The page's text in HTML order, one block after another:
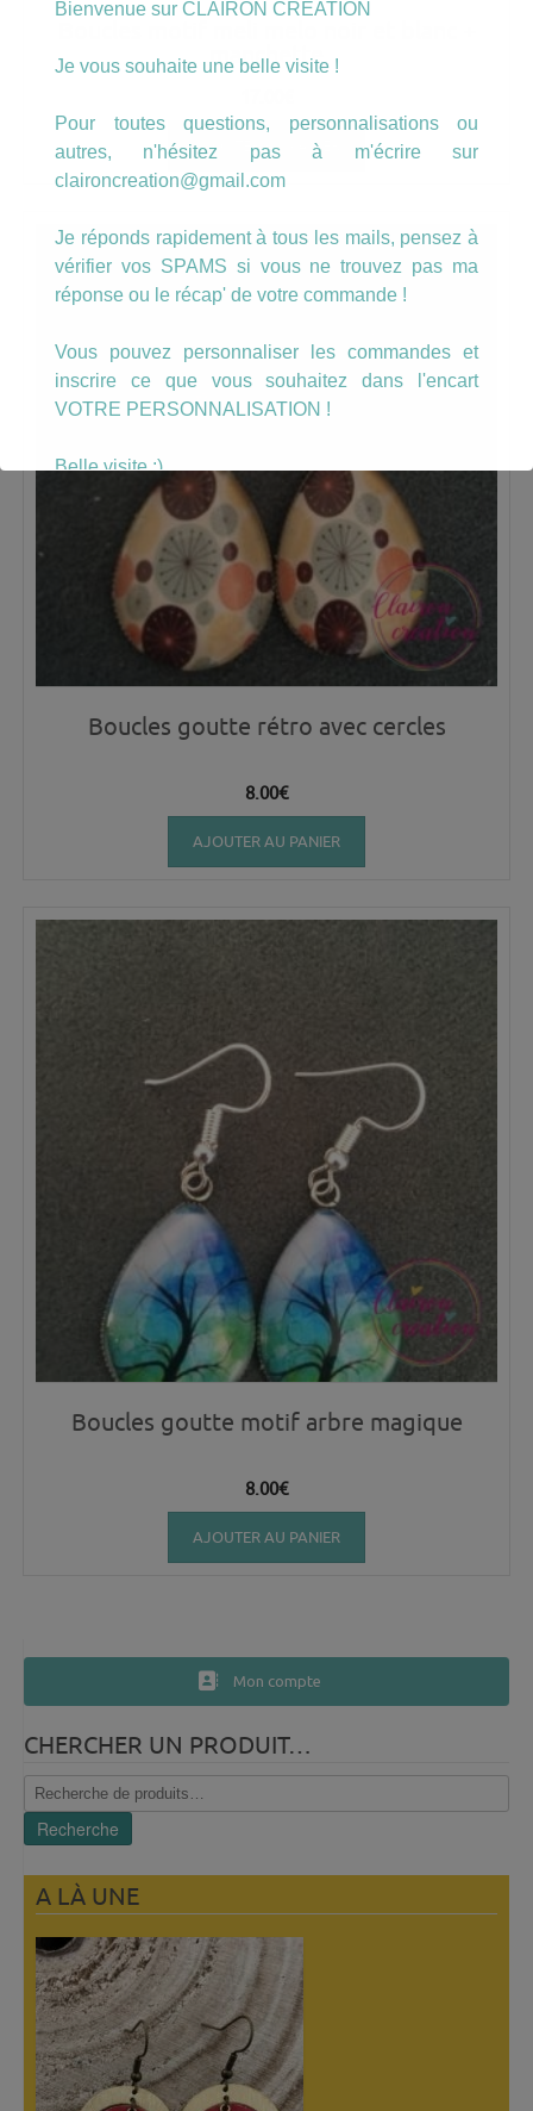
manchette
AJOUTER AU PANIER
Boucles goutte rétro avec cercles
8.00€
AJOUTER AU PANIER
Boucles goutte motif arbre magique
8.00€
AJOUTER AU PANIER
Mon compte
CHERCHER UN PRODUIT…
Recherche
pour :
Recherche
A LÀ UNE
Bienvenue sur CLAIRON CREATION
Je vous souhaite une belle visite !
Pour toutes questions, personnalisations ou
autres, n'hésitez pas à m'écrire sur
claironcreation@gmail.com
Je réponds rapidement à tous les mails, pensez à
vérifier vos SPAMS si vous ne trouvez pas ma
réponse ou le récap' de votre commande !
Vous pouvez personnaliser les commandes et
inscrire ce que vous souhaitez dans l'encart
VOTRE PERSONNALISATION !
Belle visite :)